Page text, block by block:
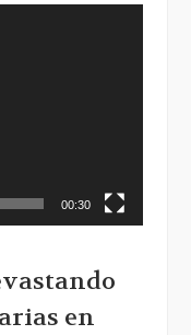
00:30
en